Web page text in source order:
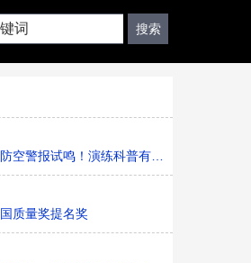
空警报试鸣！演练科普有序进行，人防意
质量奖提名奖